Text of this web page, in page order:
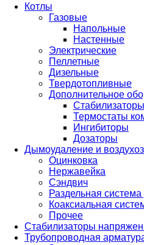
Котлы
Газовые
Напольные
Настенные
Электрические
Пеллетные
Дизельные
Твердотопливные
Дополнительное
Термостаты
Ингибиторы
Дозаторы
Дымоудаление и
Оцинковка
Нержавейка
Сэндвич
Раздельная
Коаксиальная
Прочее
Стабилизаторы
Трубопроводная